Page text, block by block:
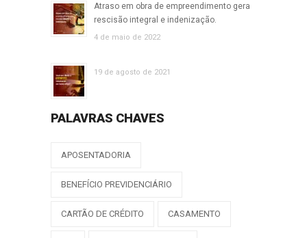
Atraso em obra de empreendimento gera
rescisão integral e indenização.
4 de maio de 2022
19 de agosto de 2021
PALAVRAS CHAVES
APOSENTADORIA
BENEFÍCIO PREVIDENCIÁRIO
CARTÃO DE CRÉDITO CASAMENTO